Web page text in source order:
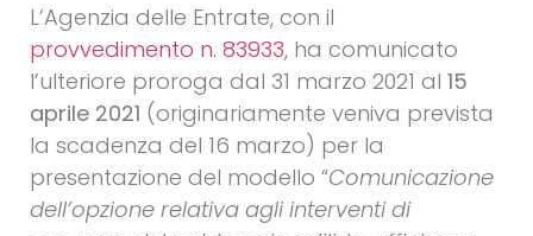
L’Agenzia delle Entrate, con il
provvedimento n. 83933, ha comunicato
l’ulteriore proroga dal 31 marzo 2021 al 15
aprile 2021 (originariamente veniva prevista
la scadenza del 16 marzo) per la
presentazione del modello “Comunicazione
dell’opzione relativa agli interventi di